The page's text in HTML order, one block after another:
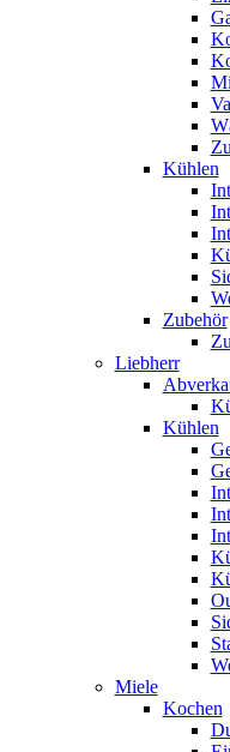
Kühlen
Zubehör
Liebherr
Kühlen
Miele
Kochen